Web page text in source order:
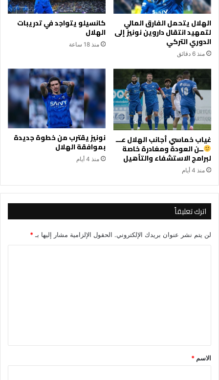
الهلال يتحمل الفارق المالي
لتمهيد انتقال داروين نونيز إلى
الدوري التركي
منذ 6 دقائق
كانسيلو يتواجد في تدريبات
الهلال
منذ 18 ساعة
غياب خماسي أجانب الهلال عـــ
ــن العودة ومغادرة خاصة
لبرامج الاستشفاء والتأهيل
منذ 4 أيام
نونيز يقترب من خطوة جديدة
بموافقة الهلال
منذ 4 أيام
اترك تعليقاً
لن يتم نشر عنوان بريدك الإلكتروني. الحقول الإلزامية مشار إليها بـ *
*
الاسم *